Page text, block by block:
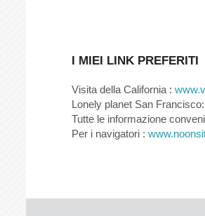
I MIEI LINK PREFERITI
Visita della California :
Lonely planet San Francisco:
Tutte le informazione
Per i navigatori :